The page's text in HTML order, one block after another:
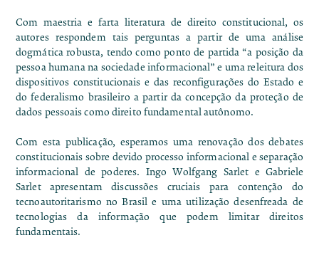
Com maestria e farta literatura de direito constitucional, os
autores respondem tais perguntas a partir de uma análise
dogmática robusta, tendo como ponto de partida “a posição da
pessoa humana na sociedade informacional” e uma releitura dos
dispositivos constitucionais e das reconfigurações do Estado e
do federalismo brasileiro a partir da concepção da proteção de
dados pessoais como direito fundamental autônomo.
Com esta publicação, esperamos uma renovação dos debates
constitucionais sobre devido processo informacional e separação
informacional de poderes. Ingo Wolfgang Sarlet e Gabriele
Sarlet apresentam discussões cruciais para contenção do
tecnoautoritarismo no Brasil e uma utilização desenfreada de
tecnologias da informação que podem limitar direitos
fundamentais.